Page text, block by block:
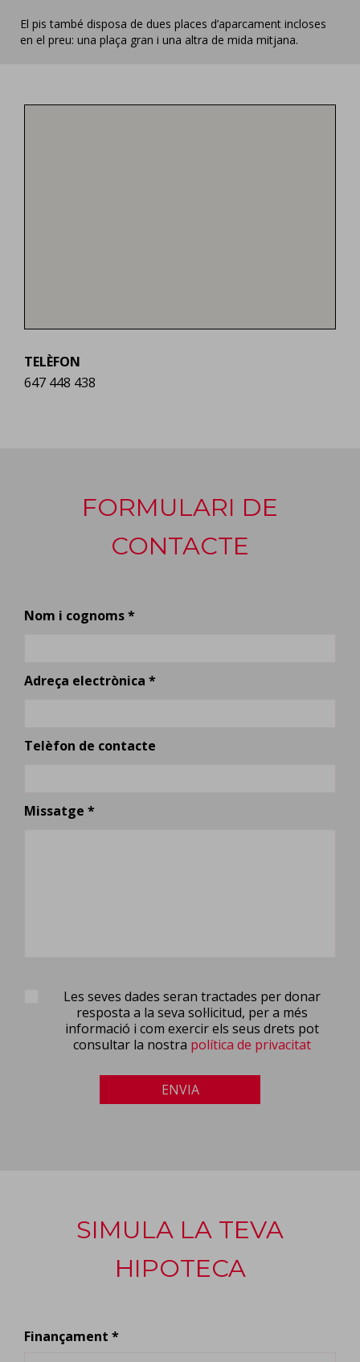
El pis també disposa de dues places d’aparcament incloses
en el preu: una plaça gran i una altra de mida mitjana.
TELÈFON
647 448 438
FORMULARI DE
CONTACTE
Nom i cognoms *
Adreça electrònica *
Telèfon de contacte
Missatge *
Les seves dades seran tractades per donar
resposta a la seva sol·licitud, per a més
informació i com exercir els seus drets pot
consultar la nostra política de privacitat
ENVIA
SIMULA LA TEVA
HIPOTECA
Finançament *